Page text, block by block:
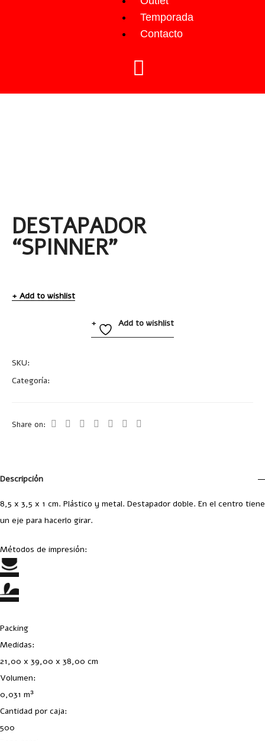
Temporada
Contacto
DESTAPADOR
“SPINNER”
Add to wishlist
Add to wishlist
SKU:
Categoría:
Share on:
Descripción
8,5 x 3,5 x 1 cm. Plástico y metal. Destapador doble. En el centro tiene
un eje para hacerlo girar.
Métodos de impresión:
Packing
Medidas:
21,00 x 39,00 x 38,00 cm
Volumen:
0,031 m³
Cantidad por caja:
500